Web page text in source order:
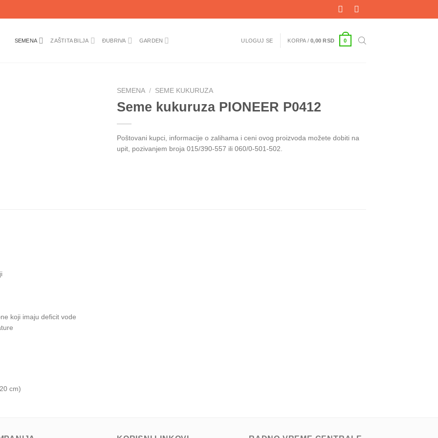
SEMENA ZAŠTITA BILJA ĐUBRIVA GARDEN ULOGUJ SE KORPA /0,00 RSD 0
SEMENA / SEME KUKURUZA
Seme kukuruza PIONEER P0412
Poštovani kupci, informacije o zalihama i ceni ovog proizvoda možete dobiti na
upit, pozivanjem broja 015/390-557 ili 060/0-501-502.
koji imaju deficit vode
cm)